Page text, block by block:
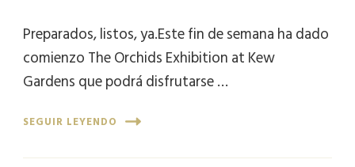
Preparados, listos, ya.Este fin de semana ha dado
comienzo The Orchids Exhibition at Kew
Gardens que podrá disfrutarse …
SEGUIR LEYENDO